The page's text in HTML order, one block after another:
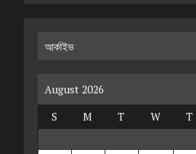
আর্কাইভ
August 2026
S
M T W T